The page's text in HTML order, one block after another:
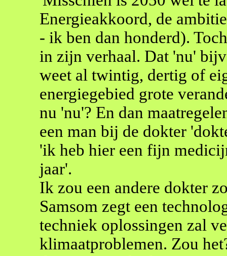
Energieakkoord, de
- ik ben dan honderd).
in zijn verhaal. Dat 'nu'
weet al twintig, dertig of
energiegebied grote
nu 'nu'? En dan
een man bij de dokter
'ik heb hier een fijn
jaar'.
Ik zou een andere dokter
Samsom zegt een
techniek oplossingen zal
klimaatproblemen. Zou